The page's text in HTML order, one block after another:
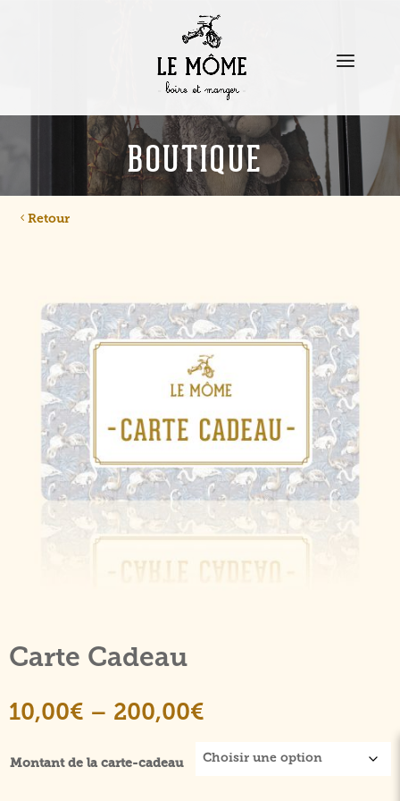
BOUTIQUE
Retour
Carte Cadeau
10,00€ – 200,00€
Montant de la carte-cadeau